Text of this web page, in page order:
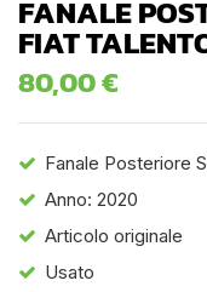
FANALE
FIAT
80,00€
Fanale Posteriore
Anno: 2020
Articolo originale
Usato